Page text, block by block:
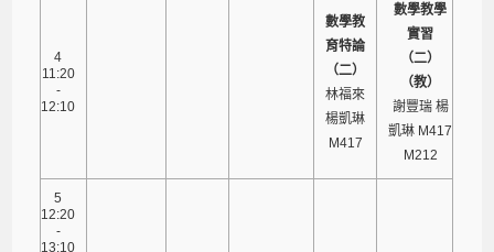
4
11:20
-
12:10
數學教
育特論
（二）
林福來
楊凱琳
M417
數學教學
實習
（二）
（教）
謝豐瑞 楊
凱琳 M417
M212
5
12:20
-
13:10